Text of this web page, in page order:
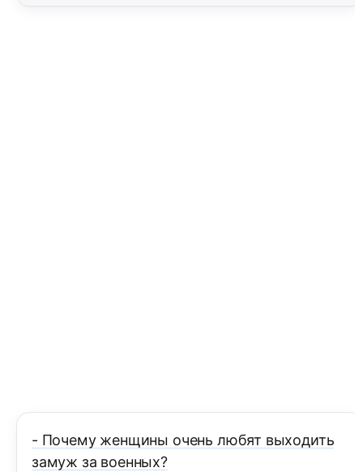
- Почему женщины очень любят выходить
замуж за военных?